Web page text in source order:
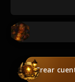
Crear